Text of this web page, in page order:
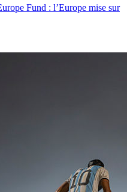
Fund : l’Europe mise sur